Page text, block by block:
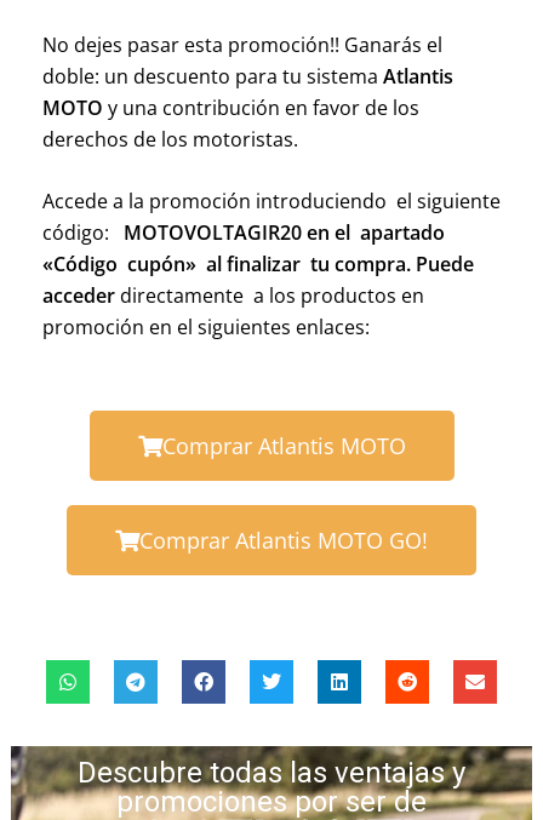
No dejes pasar esta promoción!! Ganarás el
doble: un descuento para tu sistema Atlantis
MOTO y una contribución en favor de los
derechos de los motoristas.
Accede a la promoción introduciendo el siguiente
código: MOTOVOLTAGIR20 en el apartado
«Código cupón» al finalizar tu compra. Puede
accederdirectamente a los productos en
promoción en el siguientes enlaces:
Comprar Atlantis MOTO
Comprar Atlantis MOTO GO!
Descubre todas las ventajas y
promociones por ser de